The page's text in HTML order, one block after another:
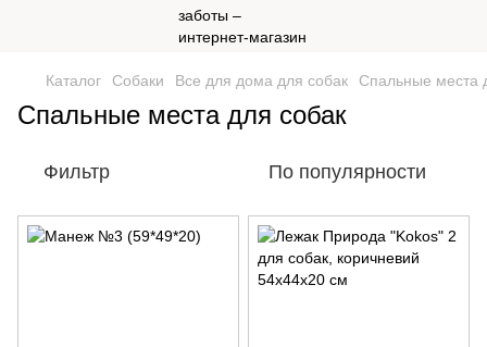
Каталог Собаки Все для дома для собак Спальные места
Спальные места для собак
Фильтр По популярности